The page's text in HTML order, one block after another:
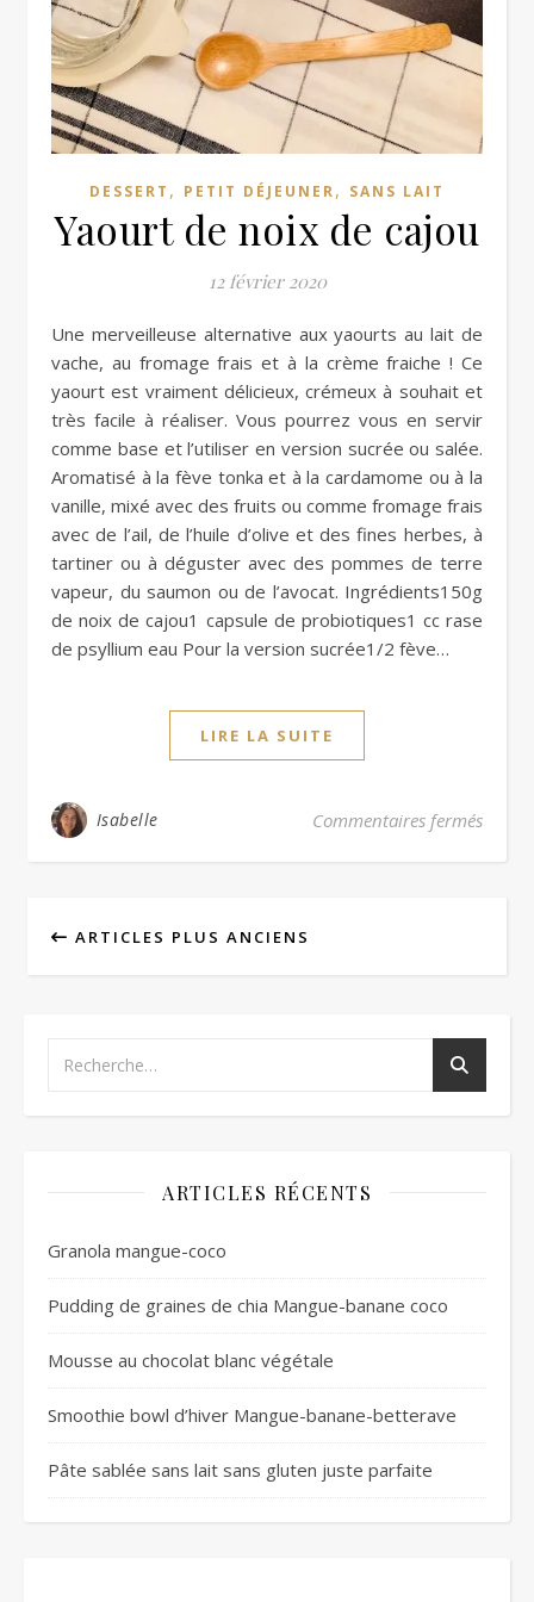
DESSERT , PETIT DÉJEUNER, SANS LAIT
Yaourt de noix de cajou
12 février 2020
Une merveilleuse alternative aux yaourts au lait de
vache, au fromage frais et à la crème fraiche ! Ce
yaourt est vraiment délicieux, crémeux à souhait et
très facile à réaliser. Vous pourrez vous en servir
comme base et l’utiliser en version sucrée ou salée.
Aromatisé à la fève tonka et à la cardamome ou à la
vanille, mixé avec des fruits ou comme fromage frais
avec de l’ail, de l’huile d’olive et des fines herbes, à
tartiner ou à déguster avec des pommes de terre
vapeur, du saumon ou de l’avocat. Ingrédients150g
de noix de cajou1 capsule de probiotiques1 cc rase
de psyllium eau Pour la version sucrée1/2 fève…
LIRE LA SUITE
Isabelle Commentaires ferméssur
ARTICLES PLUS ANCIENS
ARTICLES RÉCENTS
Granola mangue-coco
Pudding de graines de chia Mangue-banane coco
Mousse au chocolat blanc végétale
Smoothie bowl d’hiver Mangue-banane-betterave
Pâte sablée sans lait sans gluten juste parfaite